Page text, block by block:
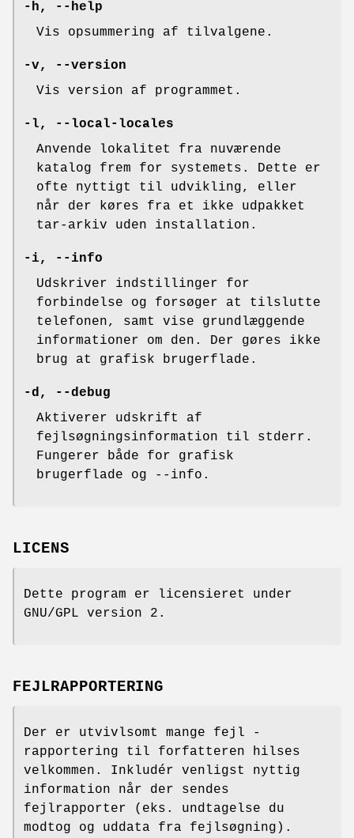
-h, --help
Vis opsummering af tilvalgene.
-v, --version
Vis version af programmet.
-l, --local-locales
Anvende lokalitet fra nuværende
katalog frem for systemets. Dette er
ofte nyttigt til udvikling, eller
når der køres fra et ikke udpakket
tar-arkiv uden installation.
-i, --info
Udskriver indstillinger for
forbindelse og forsøger at tilslutte
telefonen, samt vise grundlæggende
informationer om den. Der gøres ikke
brug at grafisk brugerflade.
-d, --debug
Aktiverer udskrift af
fejlsøgningsinformation til stderr.
Fungerer både for grafisk
brugerflade og --info.
LICENS
Dette program er licensieret under
GNU/GPL version 2.
FEJLRAPPORTERING
Der er utvivlsomt mange fejl -
rapportering til forfatteren hilses
velkommen. Inkludér venligst nyttig
information når der sendes
fejlrapporter (eks. undtagelse du
modtog og uddata fra fejlsøgning).